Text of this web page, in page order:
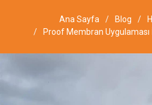
Ana Sayfa Blog
Proof Membran